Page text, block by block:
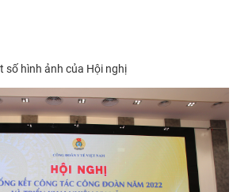
số hình ảnh của Hội nghị